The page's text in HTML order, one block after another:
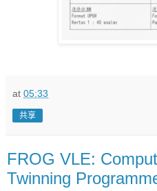
at 05:33
共享
FROG VLE:
Twinning